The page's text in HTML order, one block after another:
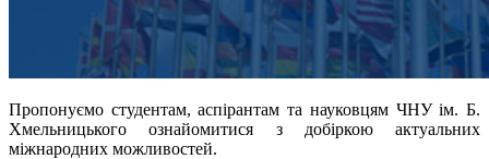
Пропонуємо студентам, аспірантам та науковцям ЧНУ ім. Б.
Хмельницького ознайомитися з добіркою актуальних
міжнародних можливостей.